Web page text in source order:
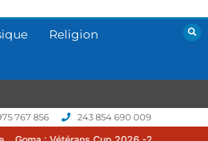
Religion
767 856 243 854 690 009